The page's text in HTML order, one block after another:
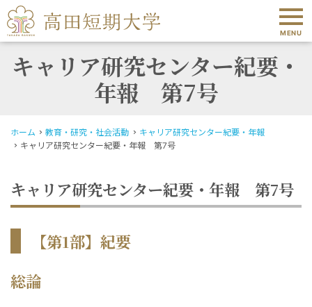
MENU
キャリア研究センター紀要・
年報 第7号
ホーム 教育・研究・社会活動
キャリア研究センター紀要・年報
キャリア研究センター紀要・年報 第7号
キャリア研究センター紀要・年報 第7号
【第1部】紀要
総論